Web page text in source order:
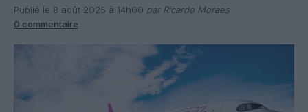
Publié le 8 août 2025 à 14h00 par Ricardo Moraes
0 commentaire